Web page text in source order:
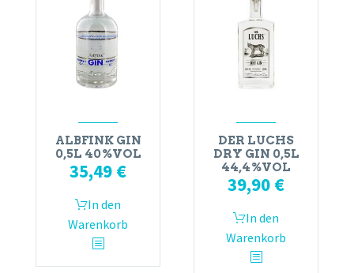
ALBFINK GIN
0,5L 40%VOL
35,49 €
In den
Warenkorb
DER LUCHS
DRY GIN 0,5L
44,4%VOL
39,90 €
In den
Warenkorb